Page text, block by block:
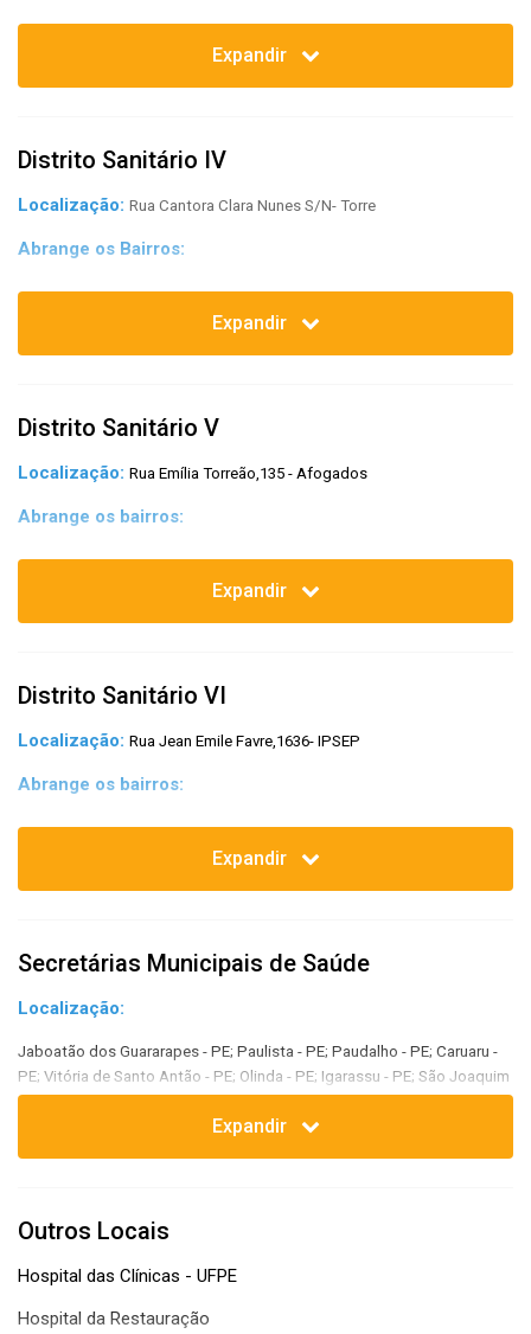
Aflitos; Alto do Mandú; Apipucos; Casa Amarela; Casa Forte; Derby;
Dois Irmãos; Espinheiro; Graças; Monteiro; Poço; Santana; Sitio dos
Expandir
Distrito Sanitário IV
Localização: Rua Cantora Clara Nunes S/N- Torre
Abrange os Bairros:
Caxangá; Cidade Universitária; Varzea; Cordeiro; Engenho do Meio; Ilha
do retiro; Iputinga; Madalena; Prado; Torre; Torrões; Várzea; Zumbi.
Expandir
Distrito Sanitário V
Localização: Rua Emília Torreão,135 - Afogados
Abrange os bairros:
Afogados; Areias; Barro; Bongi; Caçote; Coqueiral; Curado; Estância;
Jardim São Paulo; Jiquiá; Mangueira; Mustardinha; Sancho; San Martin;
Expandir
Distrito Sanitário VI
Localização: Rua Jean Emile Favre,1636- IPSEP
Abrange os bairros:
Boa Viagem; Brasília Teimosa; Imbiribeira; IPSEP; Pina.
Expandir
Secretárias Municipais de Saúde
Localização:
Jaboatão dos Guararapes - PE; Paulista - PE; Paudalho - PE; Caruaru -
PE; Vitória de Santo Antão - PE; Olinda - PE; Igarassu - PE; São Joaquim
do Monte - PE; Natal - RN.
Expandir
Outros Locais
Hospital das Clínicas - UFPE
Hospital da Restauração